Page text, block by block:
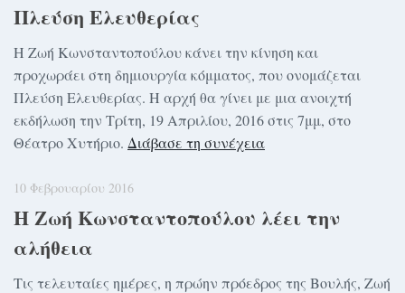
Πλεύση Ελευθερίας
Η Ζωή Κωνσταντοπούλου κάνει την κίνηση και
προχωράει στη δημιουργία κόμματος, που ονομάζεται
Πλεύση Ελευθερίας. Η αρχή θα γίνει με μια ανοιχτή
εκδήλωση την Τρίτη, 19 Απριλίου, 2016 στις 7μμ, στο
Θέατρο Χυτήριο. Διάβασε τη συνέχεια
10 Φεβρουαρίου 2016
Η Ζωή Κωνσταντοπούλου λέει την
αλήθεια
Τις τελευταίες ημέρες, η πρώην πρόεδρος της Βουλής, Ζωή